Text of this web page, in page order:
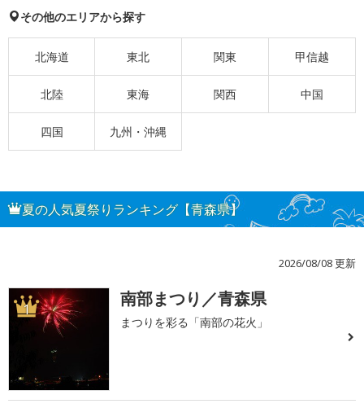
その他のエリアから探す
北海道 東北 関東 甲信越
北陸 東海 関西 中国
四国 九州・沖縄
夏の人気夏祭りランキング【青森県】
2026/08/08 更新
1 南部まつり／青森県
まつりを彩る「南部の花火」